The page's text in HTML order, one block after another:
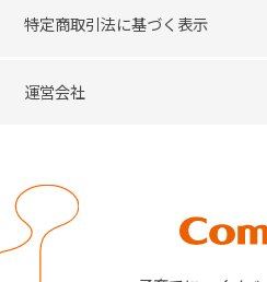
特定商取引法に基づく表示
運営会社